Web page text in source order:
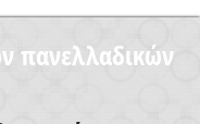
πανελλαδικών